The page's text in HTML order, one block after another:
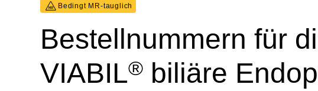
Bedingt MR‑tauglich
Bestellnummern für
VIABIL® biliäre